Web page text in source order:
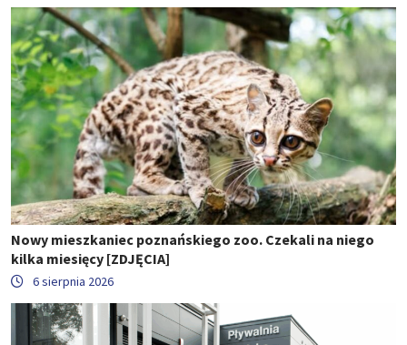
Nowy mieszkaniec poznańskiego zoo. Czekali na niego
kilka miesięcy [ZDJĘCIA]
6 sierpnia 2026